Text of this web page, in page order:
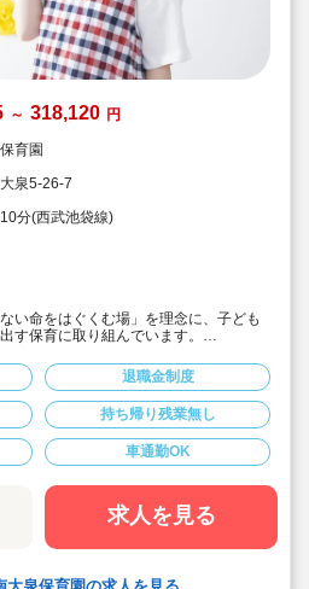
～ 318,120 円
育園
泉5-26-7
10分(西武池袋線)
い命をはぐくむ場」を理念に、子ども
す保育に取り組んでいます。
ります）
クがあってもOK！安心のサポート♪
あり！待遇面も福利厚生面も環境面も
績4.85ヶ月！
どデジタル化も導入。残業少な目です
退職金制度
持ち帰り残業無し
車通勤OK
求人を見る